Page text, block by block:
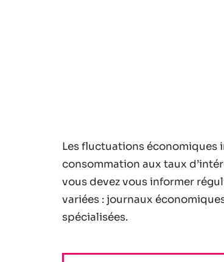
Les fluctuations
consommation aux taux
vous devez vous informer
variées : journaux
spécialisées.